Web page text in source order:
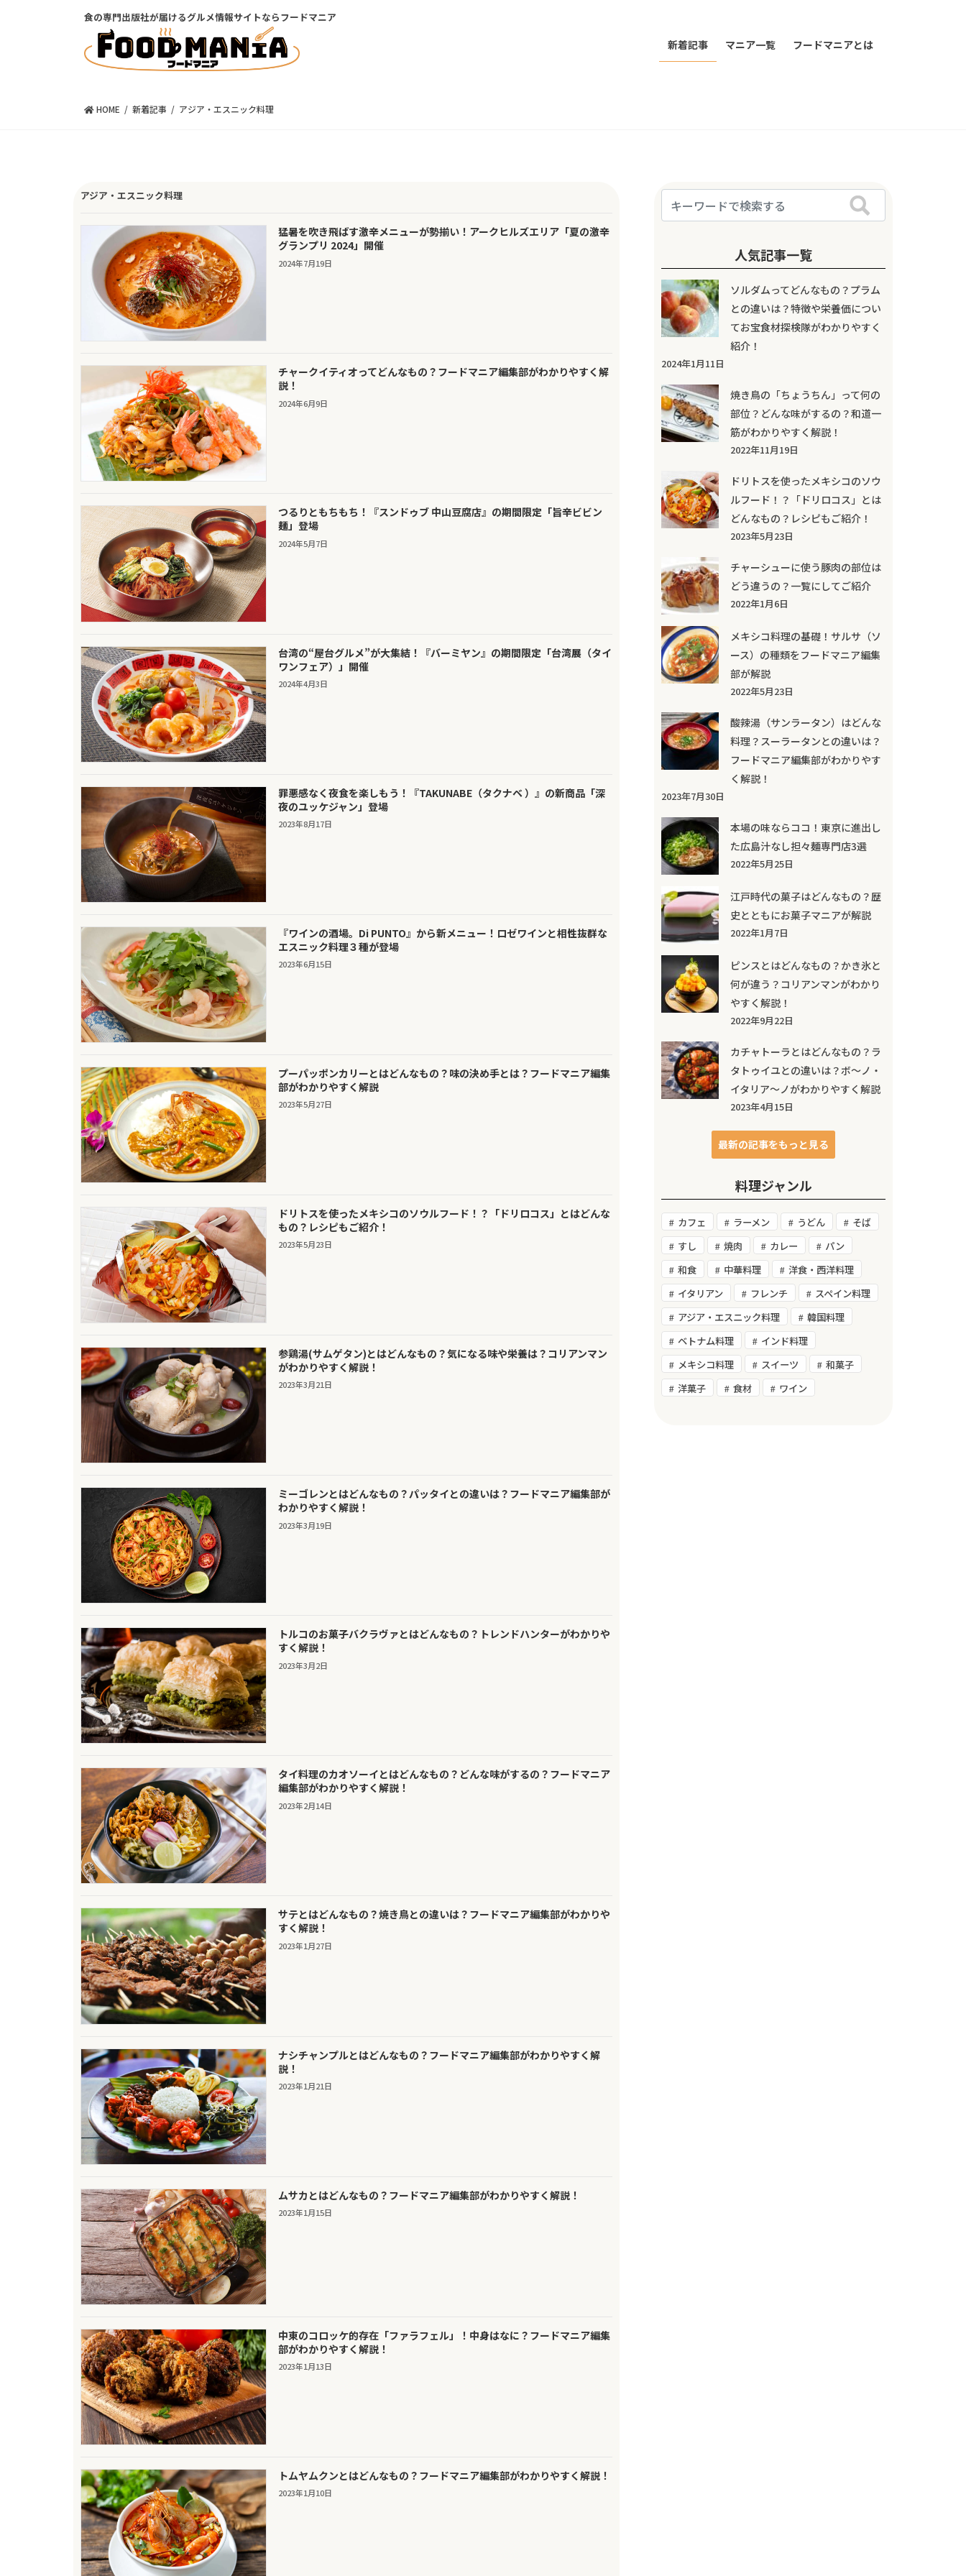
食の専門出版社が届けるグルメ情報サイトならフードマニア
新着記事 マニア一覧 フードマニアとは
HOME 新着記事 アジア・エスニック料理
アジア・エスニック料理
猛暑を吹き飛ばす激辛メニューが勢揃い！アークヒルズエリア「夏の激辛
グランプリ 2024」開催
2024年7月19日
チャークイティオってどんなもの？フードマニア編集部がわかりやすく解
説！
2024年6月9日
つるりともちもち！『スンドゥブ 中山豆腐店』の期間限定「旨辛ビビン
麺」登場
2024年5月7日
台湾の“屋台グルメ”が大集結！『バーミヤン』の期間限定「台湾展（タイ
ワンフェア）」開催
2024年4月3日
罪悪感なく夜食を楽しもう！『TAKUNABE（タクナベ ）』の新商品「深
夜のユッケジャン」登場
2023年8月17日
『ワインの酒場。Di PUNTO』から新メニュー！ロゼワインと相性抜群な
エスニック料理３種が登場
2023年6月15日
プーパッポンカリーとはどんなもの？味の決め手とは？フードマニア編集
部がわかりやすく解説
2023年5月27日
ドリトスを使ったメキシコのソウルフード！？「ドリロコス」とはどんな
もの？レシピもご紹介！
2023年5月23日
参鶏湯(サムゲタン)とはどんなもの？気になる味や栄養は？コリアンマン
がわかりやすく解説！
2023年3月21日
ミーゴレンとはどんなもの？パッタイとの違いは？フードマニア編集部が
わかりやすく解説！
2023年3月19日
トルコのお菓子バクラヴァとはどんなもの？トレンドハンターがわかりや
すく解説！
2023年3月2日
タイ料理のカオソーイとはどんなもの？どんな味がするの？フードマニア
編集部がわかりやすく解説！
2023年2月14日
サテとはどんなもの？焼き鳥との違いは？フードマニア編集部がわかりや
すく解説！
2023年1月27日
ナシチャンプルとはどんなもの？フードマニア編集部がわかりやすく解
説！
2023年1月21日
ムサカとはどんなもの？フードマニア編集部がわかりやすく解説！
2023年1月15日
中東のコロッケ的存在「ファラフェル」！中身はなに？フードマニア編集
部がわかりやすく解説！
2023年1月13日
トムヤムクンとはどんなもの？フードマニア編集部がわかりやすく解説！
2023年1月10日
人気記事一覧
ソルダムってどんなもの？プラム
との違いは？特徴や栄養価につい
てお宝食材探検隊がわかりやすく
紹介！
2024年1月11日
焼き鳥の「ちょうちん」って何の
部位？どんな味がするの？和道一
筋がわかりやすく解説！
2022年11月19日
ドリトスを使ったメキシコのソウ
ルフード！？「ドリロコス」とは
どんなもの？レシピもご紹介！
2023年5月23日
チャーシューに使う豚肉の部位は
どう違うの？一覧にしてご紹介
2022年1月6日
メキシコ料理の基礎！サルサ（ソ
ース）の種類をフードマニア編集
部が解説
2022年5月23日
酸辣湯（サンラータン）はどんな
料理？スーラータンとの違いは？
フードマニア編集部がわかりやす
く解説！
2023年7月30日
本場の味ならココ！東京に進出し
た広島汁なし担々麺専門店3選
2022年5月25日
江戸時代の菓子はどんなもの？歴
史とともにお菓子マニアが解説
2022年1月7日
ピンスとはどんなもの？かき氷と
何が違う？コリアンマンがわかり
やすく解説！
2022年9月22日
カチャトーラとはどんなもの？ラ
タトゥイユとの違いは？ボ～ノ・
イタリア～ノがわかりやすく解説
2023年4月15日
最新の記事をもっと見る
料理ジャンル
カフェ ラーメン うどん
そば
すし
焼肉 カレー
パン
和食
中華料理
洋食・西洋料理
イタリアン
フレンチ
スペイン料理
アジア・エスニック料理
韓国料理
ベトナム料理
インド料理
メキシコ料理
スイーツ
和菓子
洋菓子
食材 ワイン